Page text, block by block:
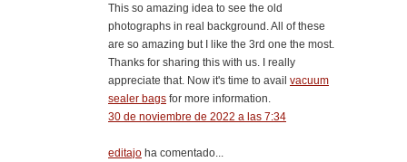
This so amazing idea to see the old
photographs in real background. All of these
are so amazing but I like the 3rd one the most.
Thanks for sharing this with us. I really
appreciate that. Now it's time to avail vacuum
sealer bags for more information.
30 de noviembre de 2022 a las 7:34
editajo ha comentado...